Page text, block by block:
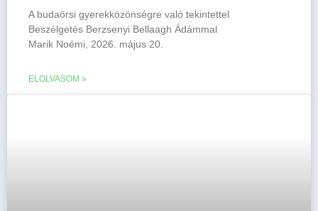
A budaörsi gyerekközönségre való tekintettel
Beszélgetés Berzsenyi Bellaagh Ádámmal
Marik Noémi, 2026. május 20.
ELOLVASOM »